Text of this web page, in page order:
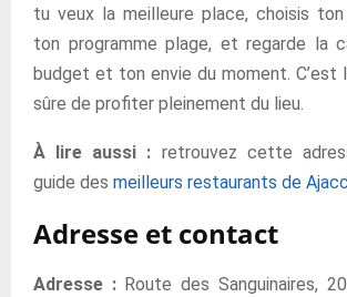
tu veux la meilleure place, choisis
ton programme plage, et regarde la
budget et ton envie du moment. C’est
sûre de profiter pleinement du lieu.
À lire aussi : retrouvez cette
guide des meilleurs restaurants de
Adresse et contact
Adresse :Route des Sanguinaires,